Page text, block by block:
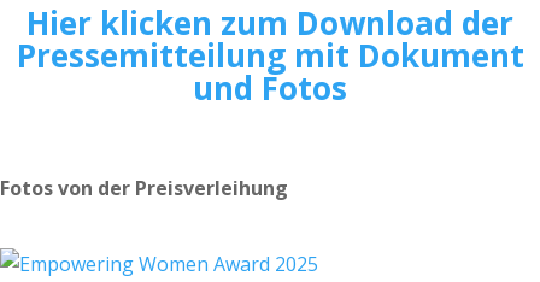
Hier klicken zum Download der
Pressemitteilung mit Dokument
und Fotos
Fotos von der Preisverleihung